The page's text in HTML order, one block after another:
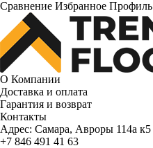
Сравнение Избранное Профиль
О Компании
Доставка и оплата
Гарантия и возврат
Контакты
Адрес: Самара, Авроры 114а к5
+7 846 491 41 63